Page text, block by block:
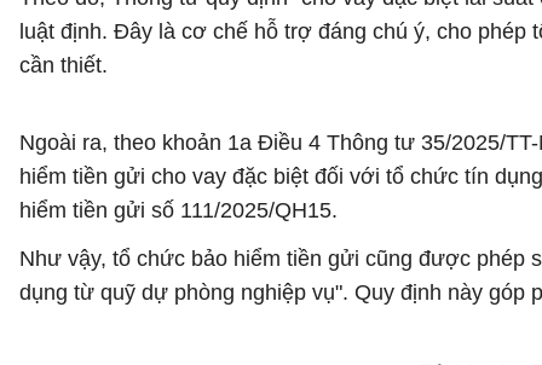
luật định. Đây là cơ chế hỗ trợ đáng chú ý, cho
cần thiết.
Ngoài ra, theo khoản 1a Điều 4 Thông tư 35/2025/
hiểm tiền gửi cho vay đặc biệt đối với tổ chức tín
hiểm tiền gửi số 111/2025/QH15.
Như vậy, tổ chức bảo hiểm tiền gửi cũng được phép
dụng từ quỹ dự phòng nghiệp vụ". Quy định này